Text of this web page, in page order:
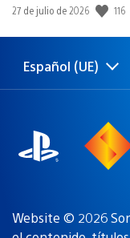
Fecha
publicación:
27 de julio de 2026 116
Selecciona
una
Región
actual:
Español (UE)
Website © 2026